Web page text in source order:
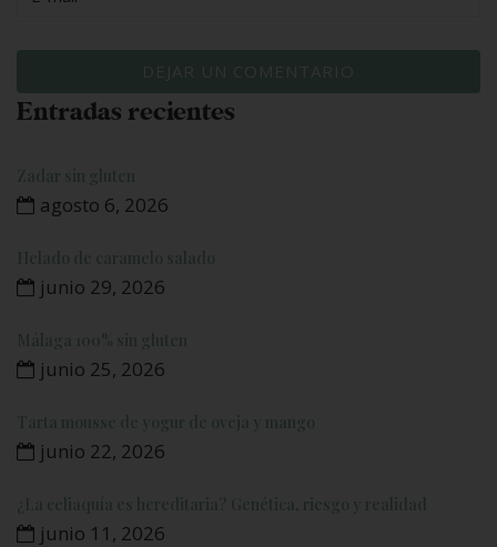
Entradas recientes
Zadar sin gluten
agosto 6, 2026
Helado de caramelo salado
junio 29, 2026
Málaga 100% sin gluten
junio 25, 2026
Tarta mousse de yogur de oveja y mango
junio 22, 2026
¿La celiaquía es hereditaria? Genética, riesgo y realidad
junio 11, 2026